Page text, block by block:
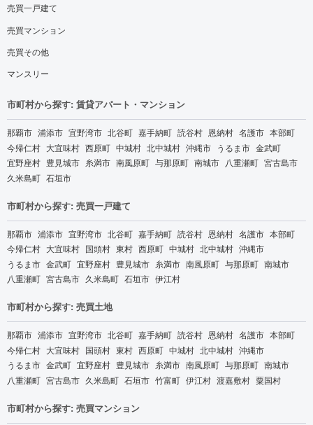
売買一戸建て
売買マンション
売買その他
マンスリー
市町村から探す: 賃貸アパート・マンション
那覇市 浦添市 宜野湾市 北谷町 嘉手納町 読谷村 恩納村 名護市 本部町
今帰仁村 大宜味村 西原町 中城村 北中城村 沖縄市 うるま市 金武町
宜野座村 豊見城市 糸満市 南風原町 与那原町 南城市 八重瀬町 宮古島市
久米島町 石垣市
市町村から探す: 売買一戸建て
那覇市 浦添市 宜野湾市 北谷町 嘉手納町 読谷村 恩納村 名護市 本部町
今帰仁村 大宜味村 国頭村 東村 西原町 中城村 北中城村 沖縄市
うるま市 金武町 宜野座村 豊見城市 糸満市 南風原町 与那原町 南城市
八重瀬町 宮古島市 久米島町 石垣市 伊江村
市町村から探す: 売買土地
那覇市 浦添市 宜野湾市 北谷町 嘉手納町 読谷村 恩納村 名護市 本部町
今帰仁村 大宜味村 国頭村 東村 西原町 中城村 北中城村 沖縄市
うるま市 金武町 宜野座村 豊見城市 糸満市 南風原町 与那原町 南城市
八重瀬町 宮古島市 久米島町 石垣市 竹富町 伊江村 渡嘉敷村 粟国村
市町村から探す: 売買マンション